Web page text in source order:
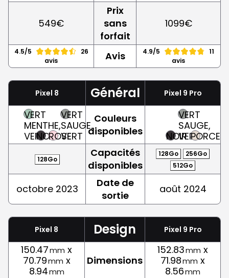
549€
Prix
sans
forfait
1099€
4.5/5
26
avis
Avis 4.9/5
11
avis
Pixel 8 Général Pixel 9 Pro
VERT
MENTHE,
VERTNOIRROSE
VERT
SAUGE,
VERT
Couleurs
disponibles
NOIR
VERT
SAUGE,
VERT
128Go
Capacités
disponibles
128Go
256Go
512Go
octobre 2023
Date de
sortie
août 2024
Pixel 8 Design Pixel 9 Pro
150.47mm x
70.79mm x
8.94mm
Dimensions
152.83mm x
71.98mm x
8.56mm